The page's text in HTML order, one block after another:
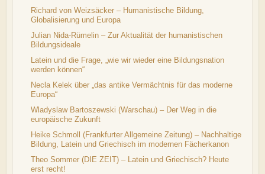
Richard von Weizsäcker – Humanistische Bildung,
Globalisierung und Europa
Julian Nida-Rümelin – Zur Aktualität der humanistischen
Bildungsideale
Latein und die Frage, „wie wir wieder eine Bildungsnation
werden können“
Necla Kelek über „das antike Vermächtnis für das moderne
Europa“
Wladyslaw Bartoszewski (Warschau) – Der Weg in die
europäische Zukunft
Heike Schmoll (Frankfurter Allgemeine Zeitung) – Nachhaltige
Bildung, Latein und Griechisch im modernen Fächerkanon
Theo Sommer (DIE ZEIT) – Latein und Griechisch? Heute
erst recht!